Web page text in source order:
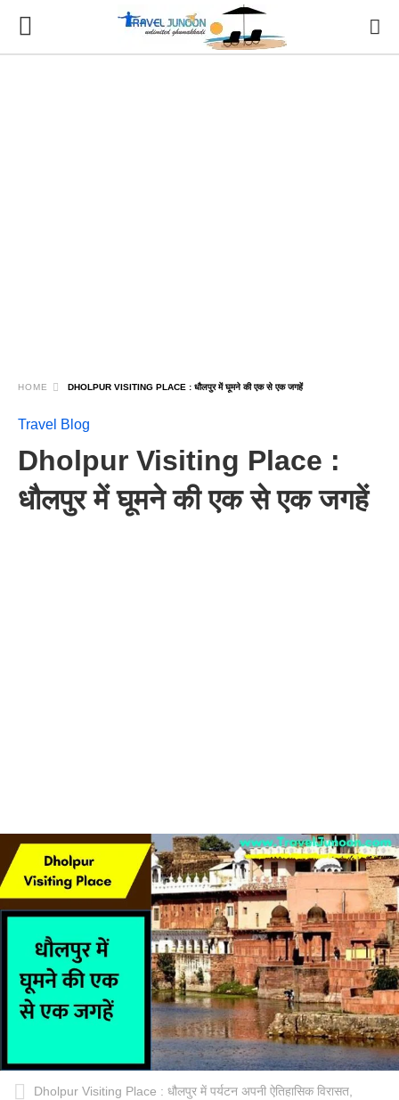
HOME DHOLPUR VISITING PLACE : धौलपुर में घूमने की एक से एक जगहें
Travel Blog
Dholpur Visiting Place :
धौलपुर में घूमने की एक से एक जगहें
Dholpur Visiting Place : धौलपुर में पर्यटन अपनी ऐतिहासिक विरासत,